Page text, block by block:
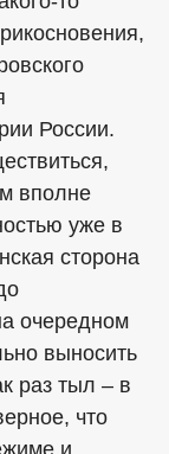
России.
вполне
уже в
сторона
очередном
выносить
раз тыл – в
что
и